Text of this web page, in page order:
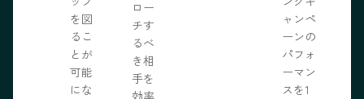
を図
るこ
とが
可能
にな
ロー
チす
るべ
き相
手を
効率
ャンペ
ーンの
パフォ
ーマン
スを1